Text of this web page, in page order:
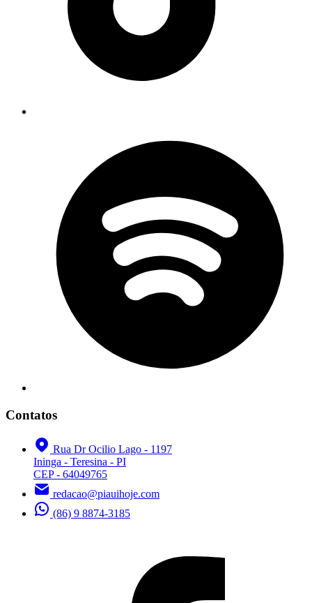
Contatos
Rua Dr Ocilio Lago - 1197
Ininga - Teresina - PI
CEP - 64049765
redacao@piauihoje.com
(86) 9 8874-3185